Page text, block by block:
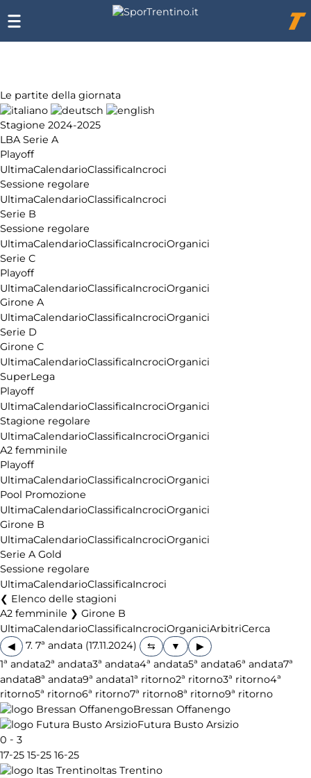
Le partite della giornata
Stagione 2024-2025
LBA Serie A
Playoff
UltimaCalendarioClassificaIncroci
Sessione regolare
UltimaCalendarioClassificaIncroci
Serie B
Sessione regolare
UltimaCalendarioClassificaIncrociOrganici
Serie C
Playoff
UltimaCalendarioClassificaIncrociOrganici
Girone A
UltimaCalendarioClassificaIncrociOrganici
Serie D
Girone C
UltimaCalendarioClassificaIncrociOrganici
SuperLega
Playoff
UltimaCalendarioClassificaIncrociOrganici
Stagione regolare
UltimaCalendarioClassificaIncrociOrganici
A2 femminile
Playoff
UltimaCalendarioClassificaIncrociOrganici
Pool Promozione
UltimaCalendarioClassificaIncrociOrganici
Girone B
UltimaCalendarioClassificaIncrociOrganici
Serie A Gold
Sessione regolare
UltimaCalendarioClassificaIncroci
Elenco delle stagioni
A2 femminile ❯ Girone B
UltimaCalendarioClassificaIncrociOrganiciArbitriCerca
◀
7. 7ª andata (17.11.2024)
▶
1ª andata2ª andata3ª andata4ª andata5ª andata6ª andata7ª
andata8ª andata9ª andata1ª ritorno2ª ritorno3ª ritorno4ª
ritorno5ª ritorno6ª ritorno7ª ritorno8ª ritorno9ª ritorno
Bressan Offanengo
Futura Busto Arsizio
0 - 3
17-25 15-25 16-25
Itas Trentino
Chi
siamo
Affiliazione